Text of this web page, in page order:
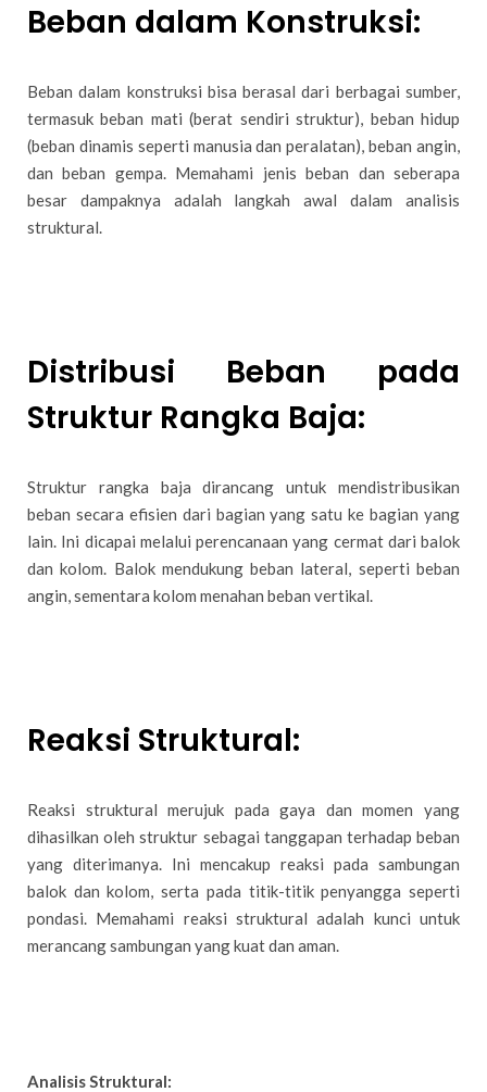
Beban dalam Konstruksi:
Beban dalam konstruksi bisa berasal dari berbagai sumber,
termasuk beban mati (berat sendiri struktur), beban hidup
(beban dinamis seperti manusia dan peralatan), beban angin,
dan beban gempa. Memahami jenis beban dan seberapa
besar dampaknya adalah langkah awal dalam analisis
struktural.
Distribusi Beban pada
Struktur Rangka Baja:
Struktur rangka baja dirancang untuk mendistribusikan
beban secara efisien dari bagian yang satu ke bagian yang
lain. Ini dicapai melalui perencanaan yang cermat dari balok
dan kolom. Balok mendukung beban lateral, seperti beban
angin, sementara kolom menahan beban vertikal.
Reaksi Struktural:
Reaksi struktural merujuk pada gaya dan momen yang
dihasilkan oleh struktur sebagai tanggapan terhadap beban
yang diterimanya. Ini mencakup reaksi pada sambungan
balok dan kolom, serta pada titik-titik penyangga seperti
pondasi. Memahami reaksi struktural adalah kunci untuk
merancang sambungan yang kuat dan aman.
Analisis Struktural: